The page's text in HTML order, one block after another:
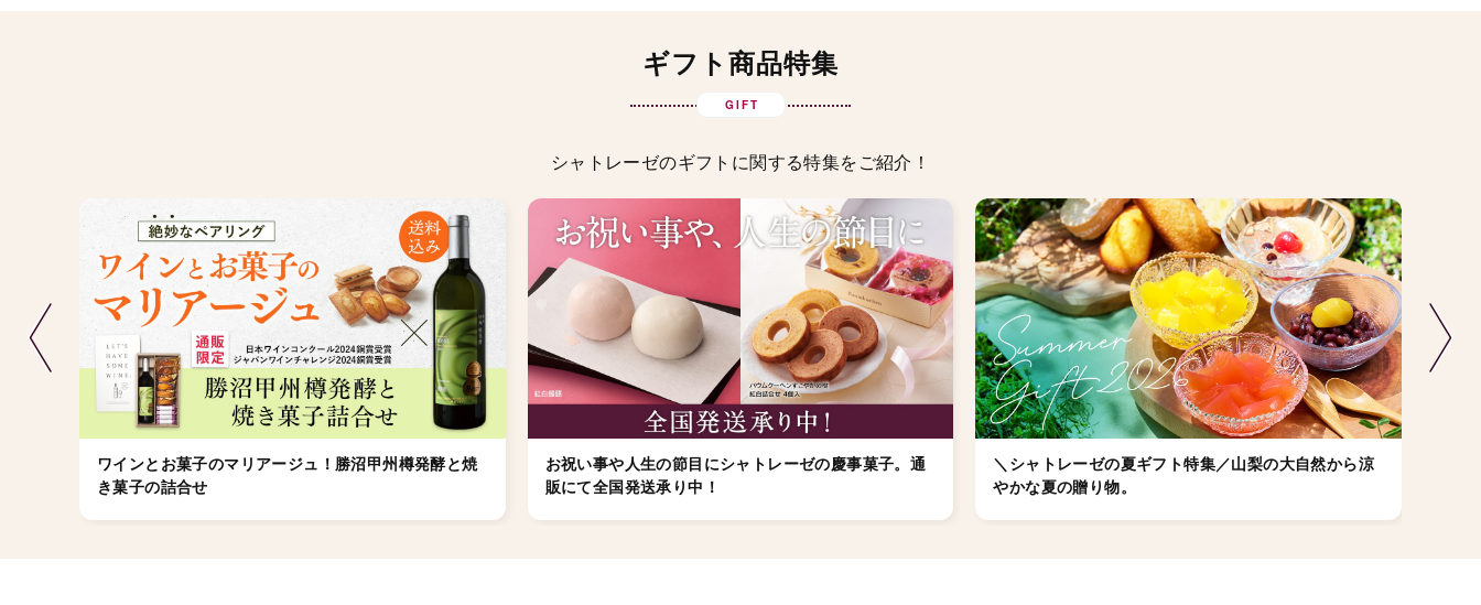
ギフト商品特集
GIFT
シャトレーゼのギフトに関する特集をご紹介！
ワインとお菓子のマリアージュ！勝沼甲州樽発酵と焼
き菓子の詰合せ
お祝い事や人生の節目にシャトレーゼの慶事菓子。通
販にて全国発送承り中！
＼シャトレーゼの夏ギフト特集／山梨の大自然から涼
やかな夏の贈り物。